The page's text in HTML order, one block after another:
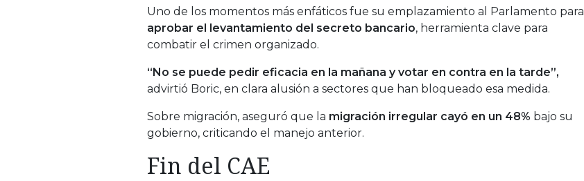
Uno de los momentos más enfáticos fue su emplazamiento al Parlamento para
aprobar el levantamiento del secreto bancario, herramienta clave para
combatir el crimen organizado.
“No se puede pedir eficacia en la mañana y votar en contra en la tarde”,
advirtió Boric, en clara alusión a sectores que han bloqueado esa medida.
Sobre migración, aseguró que la migración irregular cayó en un 48% bajo su
gobierno, criticando el manejo anterior.
Fin del CAE